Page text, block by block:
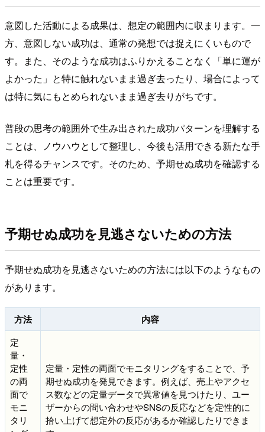
意図した活動による成果は、想定の範囲内に収まります。一
方、意図しない成功は、通常の発想では捉えにくいもので
す。また、そのような成功はふりかえることなく「単に運が
よかった」と特に触れないまま過ぎ去ったり、場合によって
は特に気にもとめられないまま過ぎ去りがちです。
普段の思考の範囲外で生み出された成功パターンを理解する
ことは、ノウハウとして整理し、今後も活用できる新たな手
札を得るチャンスです。そのため、予期せぬ成功を確認する
ことは重要です。
予期せぬ成功を見逃さないための方法
予期せぬ成功を見逃さないための方法には以下のようなもの
があります。
方法 内容
定
量・
定性
の両
面で
モニ
タリ
定量・定性の両面でモニタリングをすることで、予
期せぬ成功を発見できます。例えば、売上やアクセ
ス数などの定量データで異常値を見つけたり、ユー
ザーからの問い合わせやSNSの反応などを定性的に
拾い上げて想定外の反応があるか確認したりできま